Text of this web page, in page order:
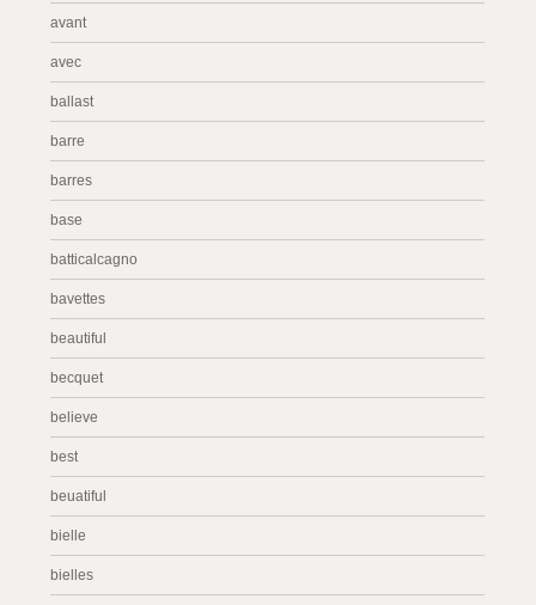
avant
avec
ballast
barre
barres
base
batticalcagno
bavettes
beautiful
becquet
believe
best
beuatiful
bielle
bielles